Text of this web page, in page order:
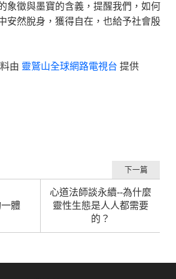
象徵與墨寶的含義，提醒我們，如何
安然脫身，獲得自在，也給予社會殷
由 靈鷲山全球網路電視台 提供
體
心道法師談永續--為什麼
靈性生態是人人都需要
的？
下一篇